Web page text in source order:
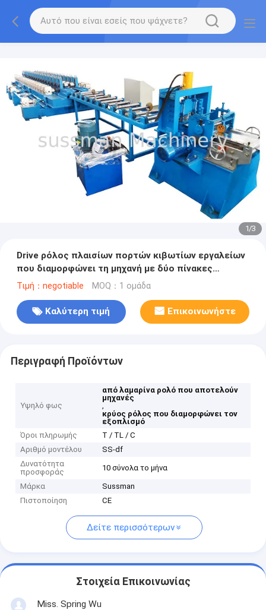
1/3
Drive ρόλος πλαισίων πορτών κιβωτίων εργαλείων
που διαμορφώνει τη μηχανή με δύο πίνακες
παραγωγής
Τιμή：negotiable MOQ：1 ομάδα
Καλύτερη τιμή Επικοινωνήστε
Περιγραφή Προϊόντων
Υψηλό φως
από λαμαρίνα ρολό που αποτελούν
μηχανές
,
κρύος ρόλος που διαμορφώνει τον
εξοπλισμό
Όροι πληρωμής
Τ / TL / C
Αριθμό μοντέλου
SS-df
Δυνατότητα
προσφοράς
10 σύνολα το μήνα
Μάρκα
Sussman
Πιστοποίηση
CE
Δείτε περισσότερων
Στοιχεία Επικοινωνίας
Miss. Spring Wu